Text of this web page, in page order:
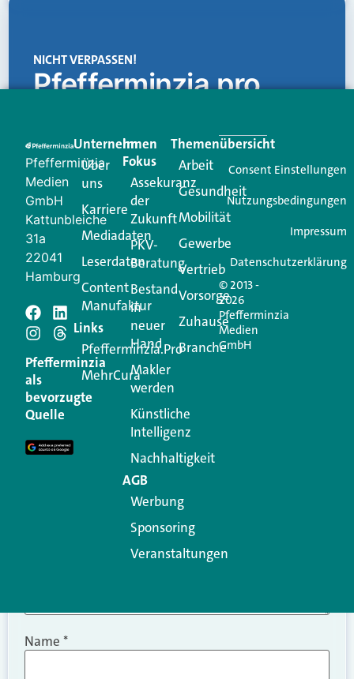
NICHT VERPASSEN!
Pfefferminzia.pro
Creator für Ihre Kundenkommunikation. Alles, was
Ihren Vertriebsalltag leichter macht. Mit nur einem
Login.
Jetzt anmelden
Schreiben Sie einen
Kommentar
Ihre E-Mail-Adresse wird nicht veröffentlicht.
Erforderliche Felder sind mit
Kommentar
Name *
Pfefferminzia
Medien
GmbH
Kattunbleiche
31a
22041
Hamburg
Pfefferminzia
als
bevorzugte
Quelle
Unternehmen
Über
uns
Karriere
Mediadaten
Leserdaten
Content
Manufaktur
Links
Pfefferminzia.Pro
MehrCura
Im
Fokus
Assekuranz
der
Zukunft
PKV-
Beratung
Bestand
in
neuer
Hand
Makler
werden
Künstliche
Intelligenz
Nachhaltigkeit
AGB
Werbung
Sponsoring
Veranstaltungen
Themenübersicht
Arbeit
Gesundheit
Mobilität
Gewerbe
Vertrieb
Vorsorge
Zuhause
Branche
© 2013 -
2026
Pfefferminzia
Medien
GmbH
Consent Einstellungen
Nutzungsbedingungen
Impressum
Datenschutzerklärung